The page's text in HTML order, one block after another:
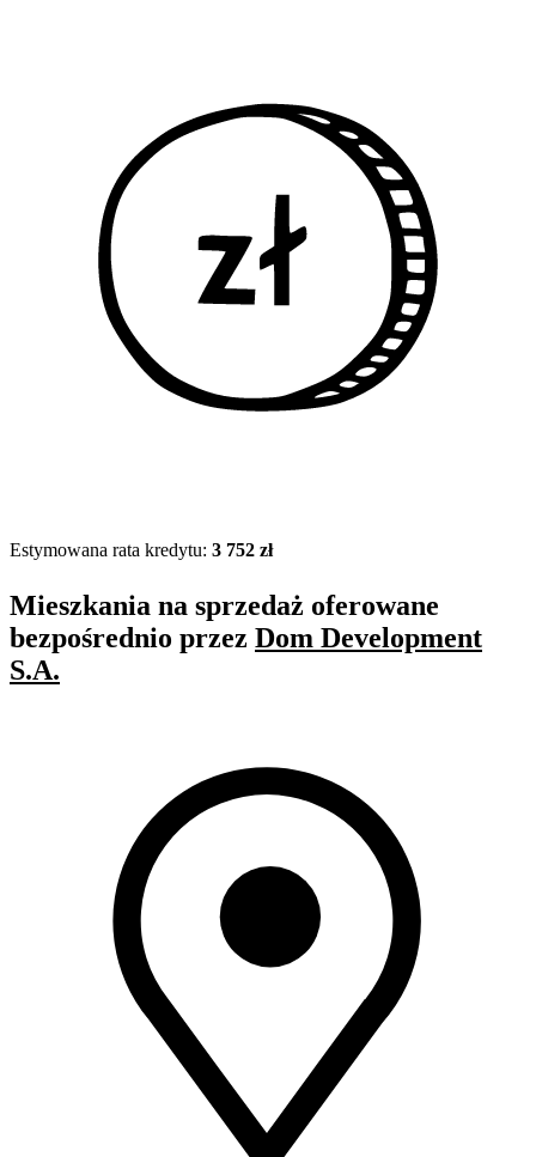
Estymowana rata kredytu: 3 752 zł
Mieszkania na sprzedaż oferowane
bezpośrednio przez Dom Development
S.A.